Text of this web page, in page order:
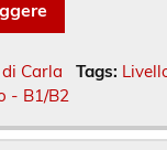
Carla Tags:
- B1/B2